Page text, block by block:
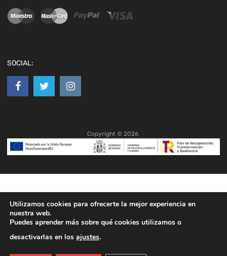
SOCIAL:
Copyright © 2026
Utilizamos cookies para ofrecerte la mejor experiencia en
nuestra web.
Puedes aprender más sobre qué cookies utilizamos o
desactivarlas en los ajustes.